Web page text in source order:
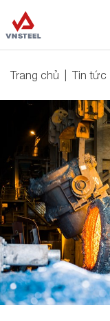
Trang chủ Tin tức